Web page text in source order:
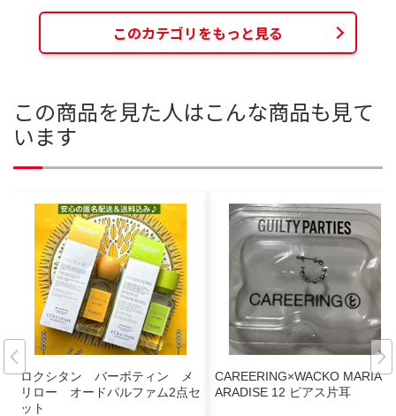
このカテゴリをもっと見る
この商品を見た人はこんな商品も見て
います
ロクシタン バーボティン メ
リロー オードパルファム2点セ
ット
CAREERING×WACKO MARIA P
ARADISE 12 ピアス片耳